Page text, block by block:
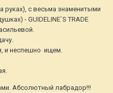
руках), с весьма знаменитыми
- GUIDELINE`S TRADE
и неспешно ищем.
Абсолютный лабрадор!!!